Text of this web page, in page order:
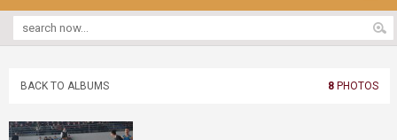
BACK TO ALBUMS 8 PHOTOS